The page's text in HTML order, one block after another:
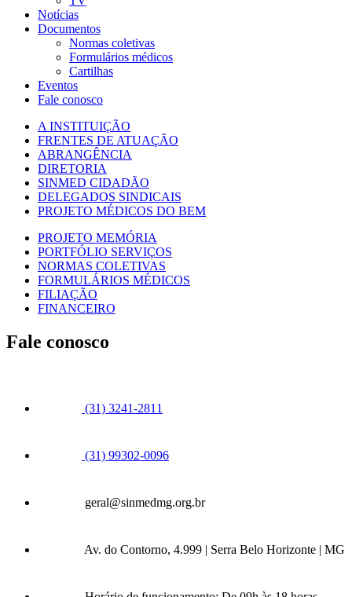
Notícias
Documentos
Normas coletivas
Formulários médicos
Cartilhas
Eventos
Fale conosco
A INSTITUIÇÃO
FRENTES DE ATUAÇÃO
ABRANGÊNCIA
DIRETORIA
SINMED CIDADÃO
DELEGADOS SINDICAIS
PROJETO MÉDICOS DO BEM
PROJETO MEMÓRIA
PORTFÓLIO SERVIÇOS
NORMAS COLETIVAS
FORMULÁRIOS MÉDICOS
FILIAÇÃO
FINANCEIRO
Fale conosco
(31) 3241-2811
(31) 99302-0096
geral@sinmedmg.org.br
Av. do Contorno, 4.999 | Serra Belo Horizonte | MG